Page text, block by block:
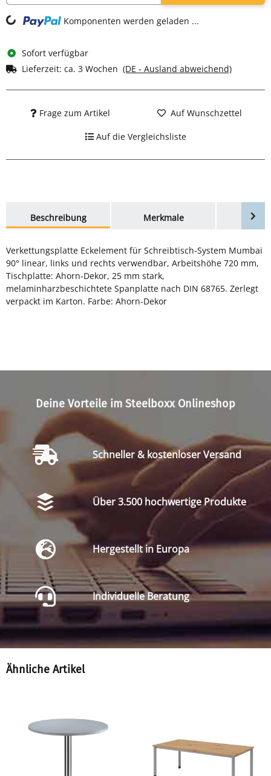
Komponenten werden geladen ...
Sofort verfügbar
Lieferzeit: ca. 3 Wochen (DE - Ausland abweichend)
Frage zum Artikel Auf Wunschzettel
Auf die Vergleichsliste
Beschreibung
Merkmale
Verkettungsplatte Eckelement für Schreibtisch-System Mumbai
90° linear, links und rechts verwendbar, Arbeitshöhe 720 mm,
Tischplatte: Ahorn-Dekor, 25 mm stark,
melaminharzbeschichtete Spanplatte nach DIN 68765. Zerlegt
verpackt im Karton. Farbe: Ahorn-Dekor
Deine Vorteile im Steelboxx Onlineshop
Schneller & kostenloser Versand
Über 3.500 hochwertige Produkte
Hergestellt in Europa
Individuelle Beratung
Ähnliche Artikel